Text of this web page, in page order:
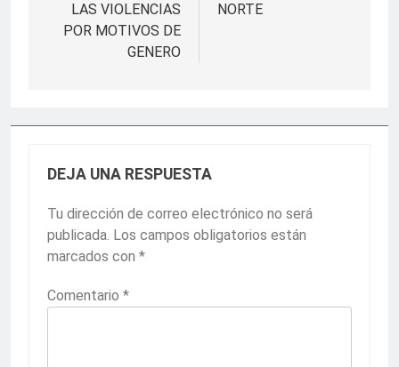
LAS VIOLENCIAS
POR MOTIVOS DE
GENERO
NORTE
DEJA UNA RESPUESTA
Tu dirección de correo electrónico no será
publicada. Los campos obligatorios están
marcados con *
Comentario *